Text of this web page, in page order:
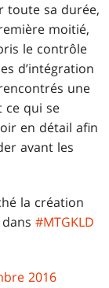
toute sa durée,
moitié,
le contrôle
d’intégration
une
ce qui se
en détail afin
avant les
la création
dans#MTGKLD
2016